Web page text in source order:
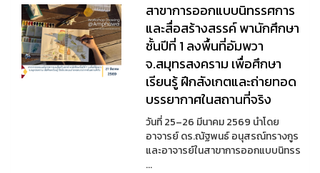
สาขาการออกแบบนิทรรศการ
และสื่อสร้างสรรค์ พานักศึกษา
ชั้นปีที่ 1 ลงพื้นที่อัมพวา
จ.สมุทรสงคราม เพื่อศึกษา
เรียนรู้ ฝึกสังเกตและถ่ายทอด
บรรยากาศในสถานที่จริง
วันที่ 25–26 มีนาคม 2569 นำโดย
อาจารย์ ดร.ณัฐพนธ์ อนุสรณ์ทรางกูร
และอาจารย์ในสาขาการออกแบบนิทรร
...